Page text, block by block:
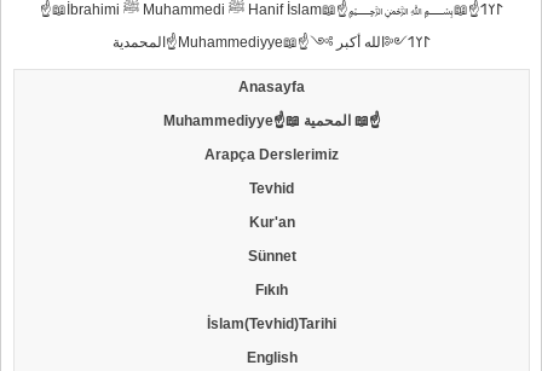
☝📖İbrahimi ﷺ Muhammedi ﷺ Hanif İslam📖☝﷽𐰃𐰠𐰯☝📖
المحمدية☝Muhammediyye📖☝𐰃𐰠𐰯༺الله أكبر ༻
Anasayfa
Muhammediyye☝📖 المحمية 📖☝
Arapça Derslerimiz
Tevhid
Kur'an
Sünnet
Fıkıh
İslam(Tevhid)Tarihi
English